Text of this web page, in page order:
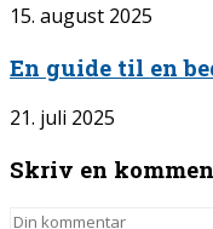
15. august 2025
En guide til en
21. juli 2025
Skriv en